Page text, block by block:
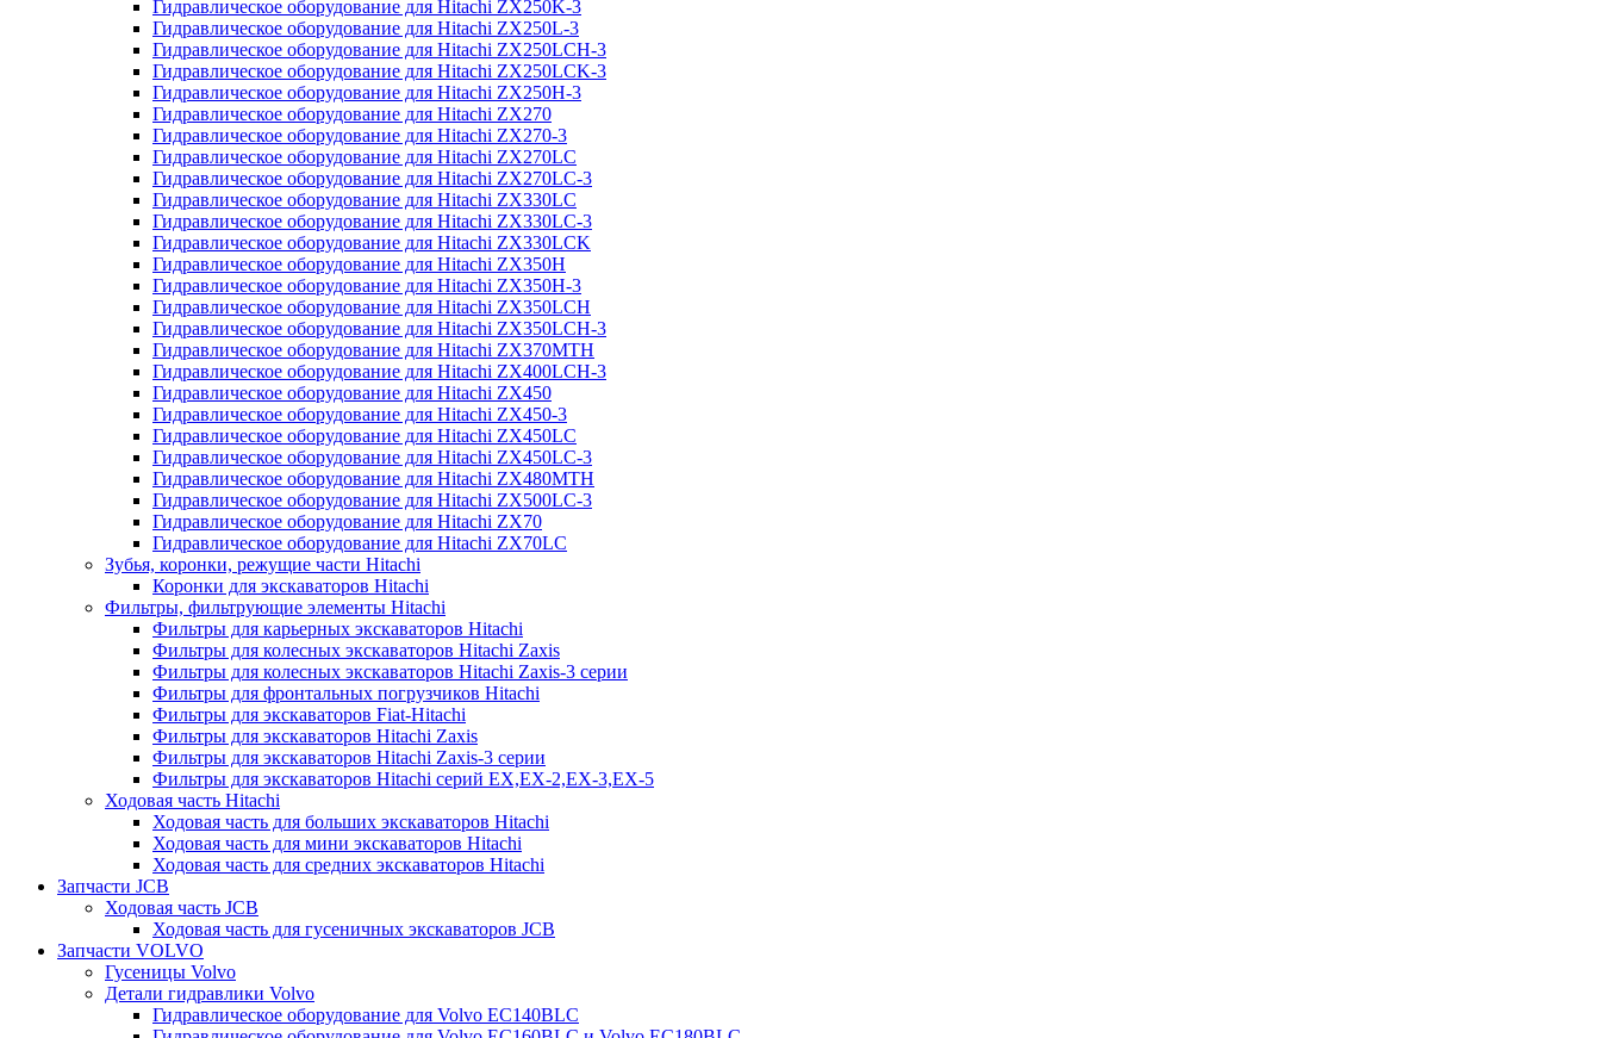
Гидравлическое оборудование для Hitachi ZX250K-3
Гидравлическое оборудование для Hitachi ZX250L-3
Гидравлическое оборудование для Hitachi ZX250LCH-3
Гидравлическое оборудование для Hitachi ZX250LCK-3
Гидравлическое оборудование для Hitachi ZX250Н-3
Гидравлическое оборудование для Hitachi ZX270
Гидравлическое оборудование для Hitachi ZX270-3
Гидравлическое оборудование для Hitachi ZX270LC
Гидравлическое оборудование для Hitachi ZX270LC-3
Гидравлическое оборудование для Hitachi ZX330LC
Гидравлическое оборудование для Hitachi ZX330LC-3
Гидравлическое оборудование для Hitachi ZX330LCK
Гидравлическое оборудование для Hitachi ZX350H
Гидравлическое оборудование для Hitachi ZX350H-3
Гидравлическое оборудование для Hitachi ZX350LCH
Гидравлическое оборудование для Hitachi ZX350LCH-3
Гидравлическое оборудование для Hitachi ZX370MTH
Гидравлическое оборудование для Hitachi ZX400LCH-3
Гидравлическое оборудование для Hitachi ZX450
Гидравлическое оборудование для Hitachi ZX450-3
Гидравлическое оборудование для Hitachi ZX450LC
Гидравлическое оборудование для Hitachi ZX450LC-3
Гидравлическое оборудование для Hitachi ZX480MTH
Гидравлическое оборудование для Hitachi ZX500LC-3
Гидравлическое оборудование для Hitachi ZX70
Гидравлическое оборудование для Hitachi ZX70LC
Зубья, коронки, режущие части Hitachi
Коронки для экскаваторов Hitachi
Фильтры, фильтрующие элементы Hitachi
Фильтры для карьерных экскаваторов Hitachi
Фильтры для колесных экскаваторов Hitachi Zaxis
Фильтры для колесных экскаваторов Hitachi Zaxis-3 серии
Фильтры для фронтальных погрузчиков Hitachi
Фильтры для экскаваторов Fiat-Hitachi
Фильтры для экскаваторов Hitachi Zaxis
Фильтры для экскаваторов Hitachi Zaxis-3 серии
Фильтры для экскаваторов Hitachi серий EX,EX-2,EX-3,EX-5
Ходовая часть Hitachi
Ходовая часть для больших экскаваторов Hitachi
Ходовая часть для мини экскаваторов Hitachi
Ходовая часть для средних экскаваторов Hitachi
Запчасти JCB
Ходовая часть JCB
Ходовая часть для гусеничных экскаваторов JCB
Запчасти VOLVO
Гусеницы Volvo
Детали гидравлики Volvo
Гидравлическое оборудование для Volvo EC140BLC